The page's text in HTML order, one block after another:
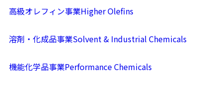
高級オレフィン事業Higher Olefins
溶剤・化成品事業Solvent & Industrial Chemicals
機能化学品事業Performance Chemicals